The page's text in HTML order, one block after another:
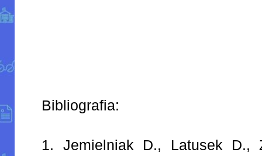
Bibliografia:
1. Jemielniak D., Latusek D.,